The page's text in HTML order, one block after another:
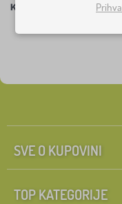
Kišobrani
SVE O KUPOVINI
TOP KATEGORIJE